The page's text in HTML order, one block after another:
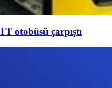
otobüsü çarpıştı